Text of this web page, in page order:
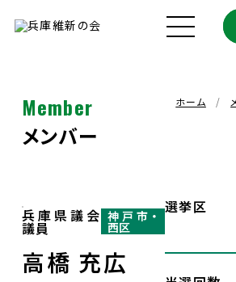
メンバー
政策実績
Member
メンバー
ホーム
兵庫県議会
議員
神戸市・
西区
高橋 充広
選挙区